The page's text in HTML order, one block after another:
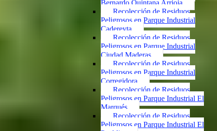
Bernardo Quintana Arrioja
Recolección de Residuos
Peligrosos en Parque Industrial
Cadereyta
Recolección de Residuos
Peligrosos en Parque Industrial
Ciudad Maderas
Recolección de Residuos
Peligrosos en Parque Industrial
Corregidora
Recolección de Residuos
Peligrosos en Parque Industrial El
Marqués
Recolección de Residuos
Peligrosos en Parque Industrial El